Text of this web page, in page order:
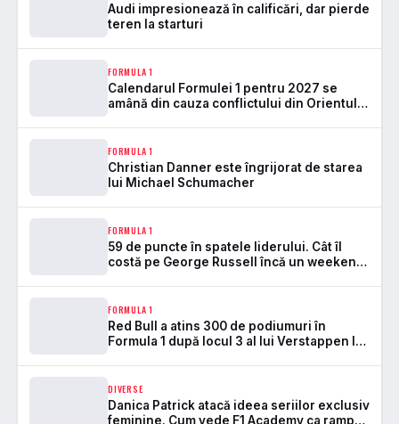
Audi impresionează în calificări, dar pierde
teren la starturi
FORMULA 1
Calendarul Formulei 1 pentru 2027 se
amână din cauza conflictului din Orientul
FORMULA 1
Christian Danner este îngrijorat de starea
lui Michael Schumacher
FORMULA 1
59 de puncte în spatele liderului. Cât îl
costă pe George Russell încă un weekend
FORMULA 1
Red Bull a atins 300 de podiumuri în
Formula 1 după locul 3 al lui Verstappen la
DIVERSE
Danica Patrick atacă ideea seriilor exclusiv
feminine. Cum vede F1 Academy ca rampă,